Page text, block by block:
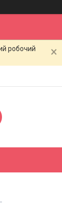
робочий